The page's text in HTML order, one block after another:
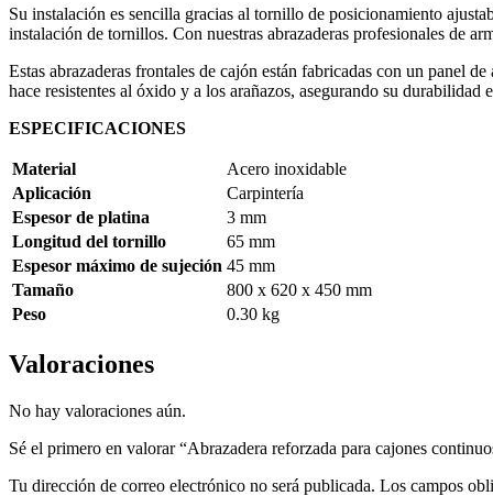
Su instalación es sencilla gracias al tornillo de posicionamiento
instalación de tornillos. Con nuestras abrazaderas profesionales de
Estas abrazaderas frontales de cajón están fabricadas con un panel
hace resistentes al óxido y a los arañazos, asegurando su durabilidad
ESPECIFICACIONES
Material
Acero inoxidable
Aplicación
Carpintería
Espesor de platina
3 mm
Longitud del tornillo
65 mm
Espesor máximo de sujeción 45 mm
Tamaño
800 x 620 x 450 mm
Peso
0.30 kg
Valoraciones
No hay valoraciones aún.
Sé el primero en valorar “Abrazadera reforzada para cajones
Tu dirección de correo electrónico no será publicada. Los campos